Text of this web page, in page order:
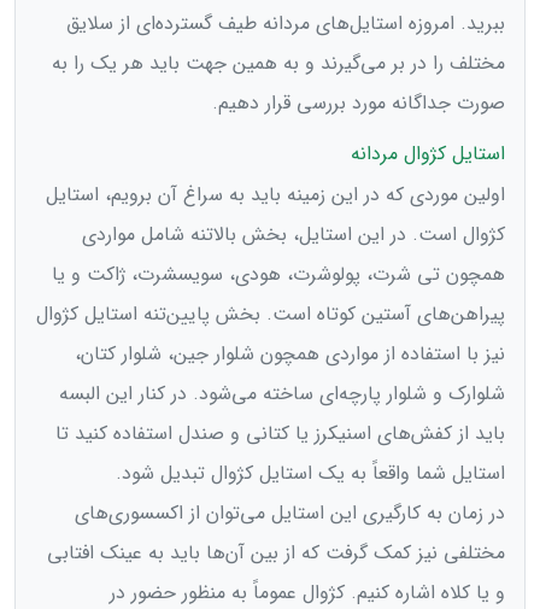
ببرید. امروزه استایل‌های مردانه طیف گسترده‌ای از سلایق
مختلف را در بر می‌گیرند و به همین جهت باید هر یک را به
صورت جداگانه مورد بررسی قرار دهیم.
استایل‌ کژوال مردانه
اولین موردی که در این زمینه باید به سراغ آن برویم، استایل
کژوال است. در این استایل، بخش بالاتنه شامل مواردی
همچون تی شرت، پولوشرت، هودی، سویسشرت، ژاکت و یا
پیراهن‌های آستین کوتاه است. بخش پایین‌تنه استایل کژوال
نیز با استفاده از مواردی همچون شلوار جین، شلوار کتان،
شلوارک و شلوار پارچه‌ای ساخته می‌شود. در کنار این البسه
باید از کفش‌های اسنیکرز یا کتانی و صندل استفاده کنید تا
استایل شما واقعاً به یک استایل کژوال تبدیل شود.
در زمان به کارگیری این استایل می‌توان از اکسسوری‌های
مختلفی نیز کمک گرفت که از بین آن‌ها باید به عینک افتابی
و یا کلاه اشاره کنیم. کژوال عموماً به منظور حضور در